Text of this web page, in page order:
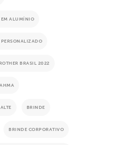
EM ALUMÍNIO
PERSONALIZADO
BRASIL 2022
BRINDE
BRINDE CORPORATIVO